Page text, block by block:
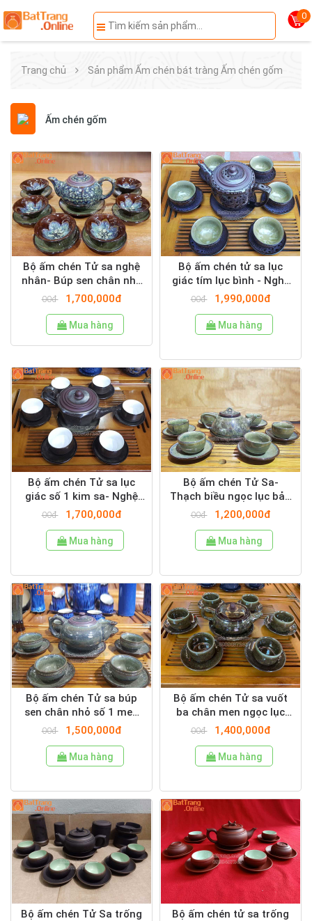
0
Trang chủ Sản phẩm Ấm chén bát tràng Ấm chén gốm
Ấm chén gốm
Bộ ấm chén Tử sa nghệ
nhân- Búp sen chân nhỏ
số 1- Men hỏa biến
00đ 1,700,000đ
Mua hàng
Bộ ấm chén tử sa lục
giác tím lục bình - Nghệ
nhân cao cấp
00đ 1,990,000đ
Mua hàng
Bộ ấm chén Tử sa lục
giác số 1 kim sa- Nghệ
nhân cao cấp
00đ 1,700,000đ
Mua hàng
Bộ ấm chén Tử Sa-
Thạch biều ngọc lục bảo
men hỏa biến- Nghệ
00đ 1,200,000đ
Mua hàng
Bộ ấm chén Tử sa búp
sen chân nhỏ số 1 men
hỏa biến nghệ nhân cao
00đ 1,500,000đ
Mua hàng
Bộ ấm chén Tử sa vuốt
ba chân men ngọc lục
hàng nghệ nhân cao cấp
00đ 1,400,000đ
Mua hàng
Bộ ấm chén Tử Sa trống
Bộ ấm chén tử sa trống